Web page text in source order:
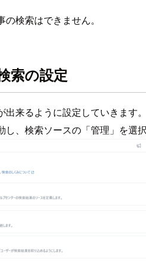
検索はできません。
索の設定
来るように設定していきます
、検索ソースの「管理」を選択